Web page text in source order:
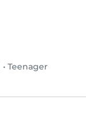
• Teenager